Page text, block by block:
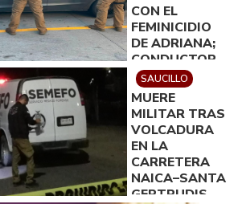
CON EL
FEMINICIDIO
DE ADRIANA;
CONDUCTOR
FUE PUESTO A
DISPOSICIÓN
DE LA
FISCALÍA
SAUCILLO
MUERE
MILITAR TRAS
VOLCADURA
EN LA
CARRETERA
NAICA–SANTA
GERTRUDIS